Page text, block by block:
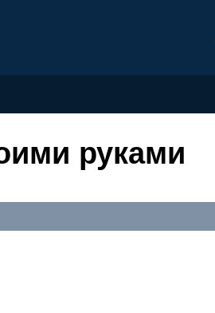
руками